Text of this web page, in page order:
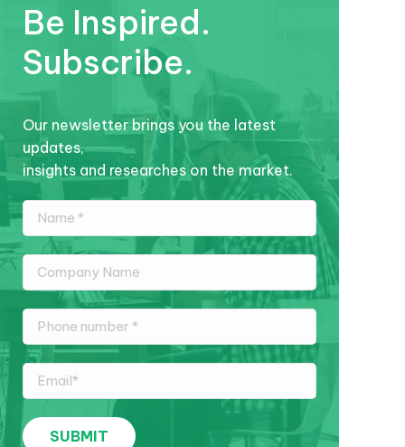
Be Inspired.
Subscribe.
Our newsletter brings you the latest
updates,
insights and researches on the market.